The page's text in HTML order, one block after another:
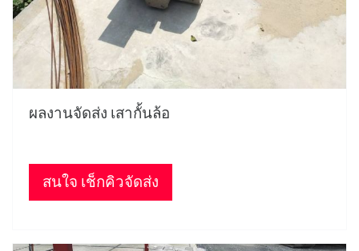
ผลงานจัดส่ง เสากั้นล้อ
สนใจ เช็กคิวจัดส่ง